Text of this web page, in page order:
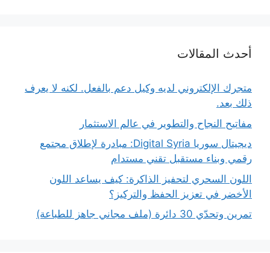
أحدث المقالات
متجرك الإلكتروني لديه وكيل دعم بالفعل. لكنه لا يعرف
ذلك بعد.
مفاتيح النجاح والتطوير في عالم الاستثمار
ديجيتال سوريا Digital Syria: مبادرة لإطلاق مجتمع
رقمي وبناء مستقبل تقني مستدام
اللون السحري لتحفيز الذاكرة: كيف يساعد اللون
الأخضر في تعزيز الحفظ والتركيز؟
تمرين وتحدّي 30 دائرة (ملف مجاني جاهز للطباعة)